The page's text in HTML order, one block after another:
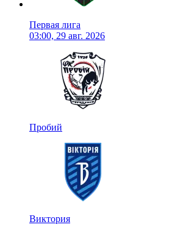
Первая лига
03:00, 29 авг. 2026
Пробий
Виктория